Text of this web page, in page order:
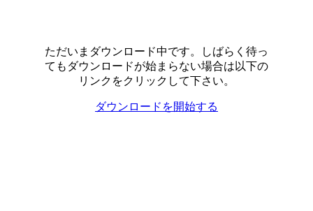
ただいまダウンロード中です。しばらく待っ
てもダウンロードが始まらない場合は以下の
リンクをクリックして下さい。
ダウンロードを開始する